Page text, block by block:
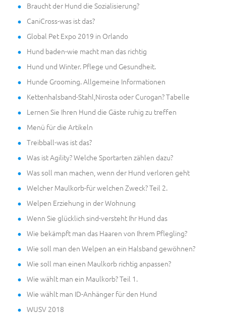
Braucht der Hund die Sozialisierung?
CaniCross-was ist das?
Global Pet Expo 2019 in Orlando
Hund baden-wie macht man das richtig
Hund und Winter. Pflege und Gesundheit.
Hunde Grooming. Allgemeine Informationen
Kettenhalsband-Stahl,Nirosta oder Curogan? Tabelle
Lernen Sie Ihren Hund die Gäste ruhig zu treffen
Menü für die Artikeln
Treibball-was ist das?
Was ist Agility? Welche Sportarten zählen dazu?
Was soll man machen, wenn der Hund verloren geht
Welcher Maulkorb-für welchen Zweck? Teil 2.
Welpen Erziehung in der Wohnung
Wenn Sie glücklich sind-versteht Ihr Hund das
Wie bekämpft man das Haaren von Ihrem Pflegling?
Wie soll man den Welpen an ein Halsband gewöhnen?
Wie soll man einen Maulkorb richtig anpassen?
Wie wählt man ein Maulkorb? Teil 1.
Wie wählt man ID-Anhänger für den Hund
WUSV 2018